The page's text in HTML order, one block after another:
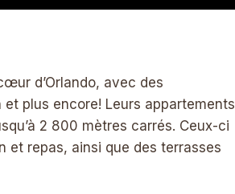
d’Orlando, avec des
plus encore! Leurs appartements
2 800 mètres carrés. Ceux-ci
et repas, ainsi que des terrasses